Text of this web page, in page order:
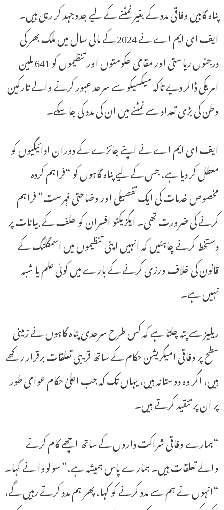
پناہ گاہیں وفاقی مدد کے بغیر نمٹنے کے لیے جدوجہد کر رہی ہیں۔
ایف ای ایم اے نے 2024 کے مالی سال میں ملک بھر کی
درجنوں ریاستی اور مقامی حکومتوں اور تنظیموں کو 641 ملین
امریکی ڈالر دیے تاکہ میکسیکو سے سرحد عبور کرنے والے تارکین
وطن کی بڑی تعداد سے نمٹنے میں ان کی مدد کی جا سکے۔
ایف ای ایم اے نے اپنے جائزے کے دوران ادائیگیوں کو
معطل کر دیا ہے، جس کے لیے پناہ گاہوں کو “فراہم کردہ
مخصوص خدمات کی ایک تفصیلی اور وضاحتی فہرست” فراہم
کرنے کی ضرورت تھی۔ ایگزیکٹو افسران کو حلف کے بیانات پر
دستخط کرنے چاہئیں کہ انہیں اپنی تنظیموں میں اسمگلنگ کے
قانون کی خلاف ورزی کرنے کے بارے میں کوئی علم یا شبہ
نہیں ہے۔
ریلیز سے پتہ چلتا ہے کہ کس طرح سرحدی پناہ گاہوں نے زمینی
سطح پر وفاقی امیگریشن حکام کے ساتھ قریبی تعلقات برقرار رکھے
ہیں، اگر وہ دوستانہ ہیں، یہاں تک کہ جب اعلیٰ حکام عوامی طور
پر ان پر تنقید کرتے ہیں۔
“ہمارے وفاقی شراکت داروں کے ساتھ اچھے کام کرنے
والے تعلقات ہیں۔ ہمارے پاس ہمیشہ ہے،” سولووا نے کہا۔
“انہوں نے ہم سے مدد کرنے کو کہا، پھر ہم مدد کرتے رہیں گے،